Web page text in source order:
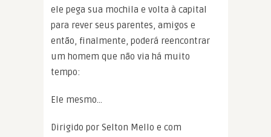
ele pega sua mochila e volta à capital
para rever seus parentes, amigos e
então, finalmente, poderá reencontrar
um homem que não via há muito
tempo:
Ele mesmo…
Dirigido por Selton Mello e com